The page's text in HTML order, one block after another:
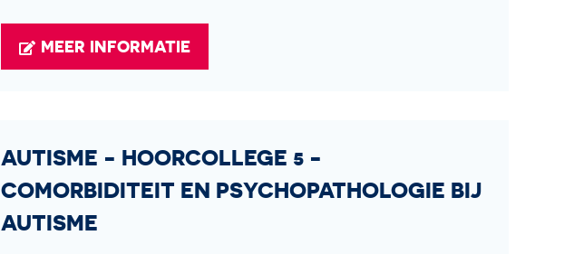
MEER INFORMATIE
AUTISME - HOORCOLLEGE 5 -
COMORBIDITEIT EN PSYCHOPATHOLOGIE BIJ
AUTISME